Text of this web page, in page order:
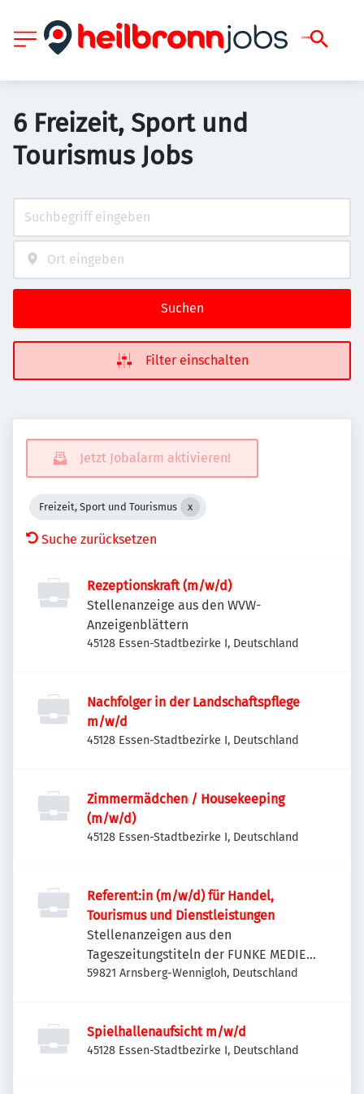
6 Freizeit, Sport und
Tourismus Jobs
Suchen
Filter einschalten
Jetzt Jobalarm aktivieren!
Freizeit, Sport und Tourismus
Suche zurücksetzen
Rezeptionskraft (m/w/d)
Stellenanzeige aus den WVW-
Anzeigenblättern
45128 Essen-Stadtbezirke I, Deutschland
Nachfolger in der Landschaftspflege
m/w/d
45128 Essen-Stadtbezirke I, Deutschland
Zimmermädchen / Housekeeping
(m/w/d)
45128 Essen-Stadtbezirke I, Deutschland
Referent:in (m/w/d) für Handel,
Tourismus und Dienstleistungen
Stellenanzeigen aus den
Tageszeitungstiteln der FUNKE MEDIEN
NRW
59821 Arnsberg-Wennigloh, Deutschland
Spielhallenaufsicht m/w/d
45128 Essen-Stadtbezirke I, Deutschland